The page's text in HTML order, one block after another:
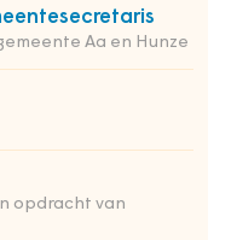
Aa en Hunze
opdracht van